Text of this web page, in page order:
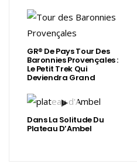
GR® De Pays Tour Des
Baronnies Provençales :
Le Petit Trek Qui
Deviendra Grand
Dans La Solitude Du
Plateau D’Ambel